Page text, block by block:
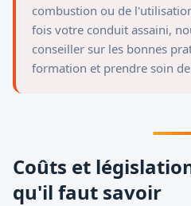
combustion ou de
fois votre conduit assaini,
conseiller sur les bonnes
formation et prendre soin
Coûts et
qu'il faut savoir